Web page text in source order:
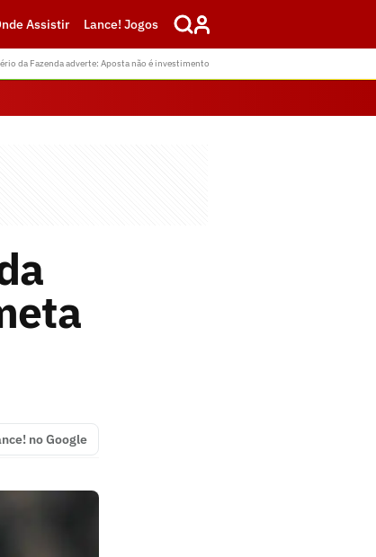
Assistir Lance! Jogos
da Fazenda adverte: Aposta não é investimento
no Google